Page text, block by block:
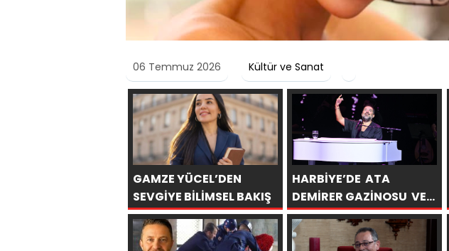
06 Temmuz 2026 Kültür ve Sanat
GAMZE YÜCEL’DEN
SEVGİYE BİLİMSEL BAKIŞ
HARBİYE’DE ATA
DEMİRER GAZİNOSU VE
BİNLERCE KAHKAHA